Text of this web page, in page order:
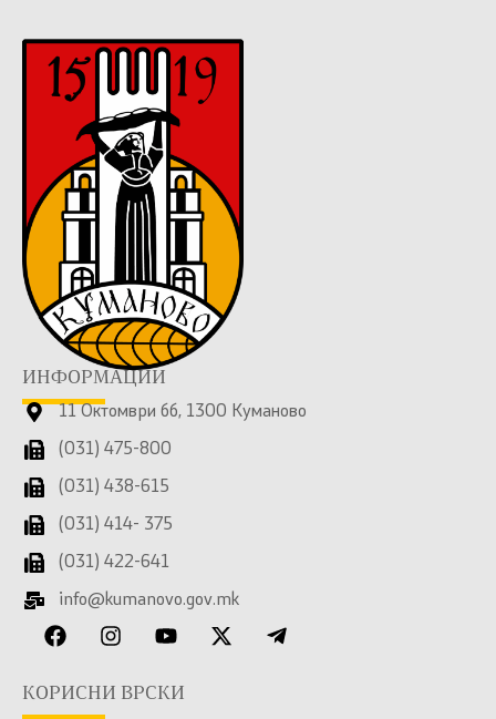
ИНФОРМАЦИИ
11 Октомври бб, 1300 Куманово
(031) 475-800
(031) 438-615
(031) 414- 375
(031) 422-641
info@kumanovo.gov.mk
КОРИСНИ ВРСКИ